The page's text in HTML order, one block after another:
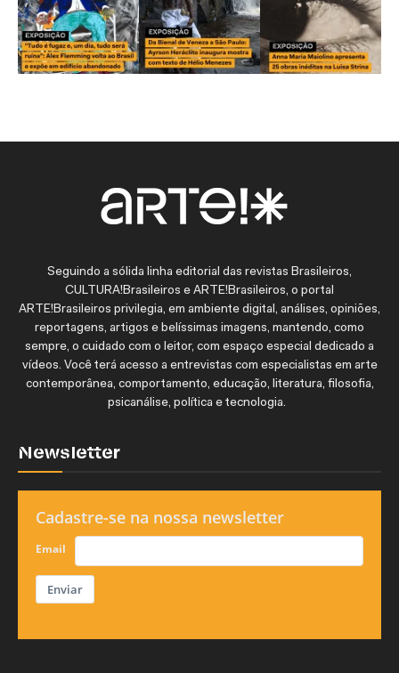
Seguindo a sólida linha editorial das revistas Brasileiros,
CULTURA!Brasileiros e ARTE!Brasileiros, o portal
ARTE!Brasileiros privilegia, em ambiente digital, análises, opiniões,
reportagens, artigos e belíssimas imagens, mantendo, como
sempre, o cuidado com o leitor, com espaço especial dedicado a
vídeos. Você terá acesso a entrevistas com especialistas em arte
contemporânea, comportamento, educação, literatura, filosofia,
psicanálise, política e tecnologia.
Newsletter
Cadastre-se na nossa newsletter
Email
Enviar